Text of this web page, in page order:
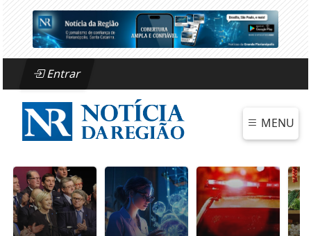
Entrar
MENU